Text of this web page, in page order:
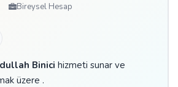
Bireysel Hesap
Binici hizmeti sunar ve
üzere .